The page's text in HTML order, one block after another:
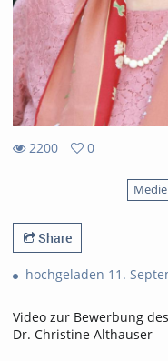
2200
0
Share
hochgeladen 11.
Video zur Bewerbung
Dr. Christine Althauser